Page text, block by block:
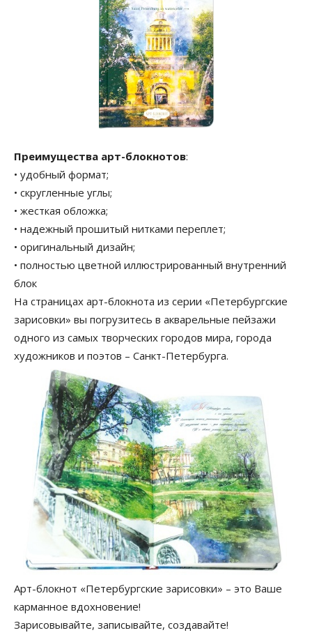
Преимущества арт-блокнотов:
• удобный формат;
• скругленные углы;
• жесткая обложка;
• надежный прошитый нитками переплет;
• оригинальный дизайн;
• полностью цветной иллюстрированный внутренний
блок
На страницах арт-блокнота из серии «Петербургские
зарисовки» вы погрузитесь в акварельные пейзажи
одного из самых творческих городов мира, города
художников и поэтов – Санкт-Петербурга.
Арт-блокнот «Петербургские зарисовки» – это Ваше
карманное вдохновение!
Зарисовывайте, записывайте, создавайте!